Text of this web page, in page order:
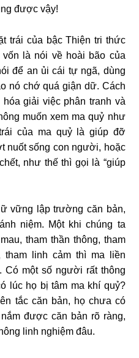
được vậy!
trái của bậc Thiện tri thức
là nói về hoài bão của
để an ủi cái tự ngã, dùng
nó chớ quá giận dữ. Cách
giải việc phân tranh và
muốn xem ma quỷ như
của ma quỷ là giúp đỡ
nuốt sống con người, hoặc
như thế thì gọi là “giúp
vững lập trường căn bản,
niệm. Một khi chúng ta
tham thần thông, tham
tham linh cảm thì ma liền
Có một số người rất thông
lúc họ bị tâm ma khí quỷ?
tắc căn bản, họ chưa có
được căn bản rõ ràng,
linh nghiệm đâu.